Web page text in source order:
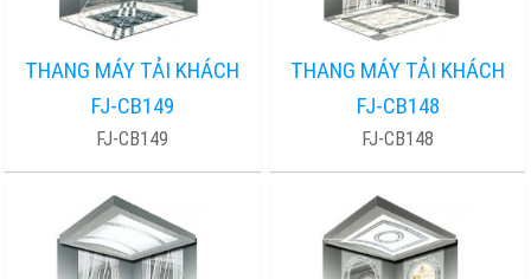
THANG MÁY TẢI KHÁCH
FJ-CB149
FJ-CB149
THANG MÁY TẢI KHÁCH
FJ-CB148
FJ-CB148